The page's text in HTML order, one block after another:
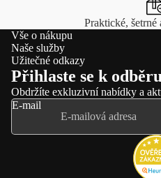
Praktické, šetrné
Vše o nákupu
Naše služby
Užitečné odkazy
Přihlaste se k odběru
Obdržíte exkluzivní nabídky a
E-mail